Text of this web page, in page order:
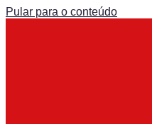
Pular para o conteúdo